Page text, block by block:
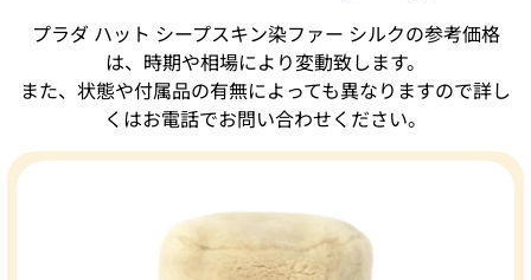
プラダ ハット シープスキン染ファー シルクの参考価格
は、時期や相場により変動致します。
また、状態や付属品の有無によっても異なりますので詳し
くはお電話でお問い合わせください。